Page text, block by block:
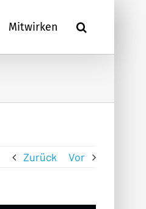
Mitwirken
Zurück Vor